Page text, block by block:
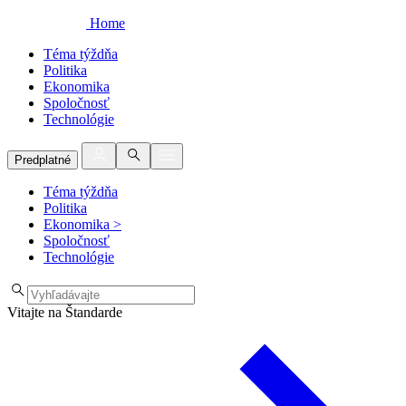
Home
Téma týždňa
Politika
Ekonomika
Spoločnosť
Technológie
Predplatné
Téma týždňa
Politika
Ekonomika >
Spoločnosť
Technológie
Vitajte na Štandarde